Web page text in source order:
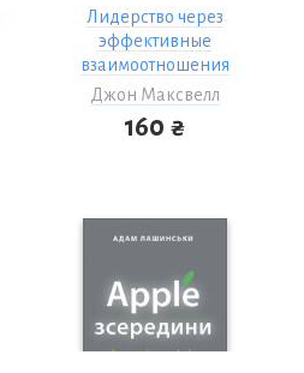
Лидерство через
эффективные
взаимоотношения
Джон Максвелл
160 ₴